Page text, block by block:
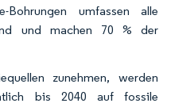
Bohrungen umfassen alle
und machen 70 % der
zunehmen, werden
bis 2040 auf fossile